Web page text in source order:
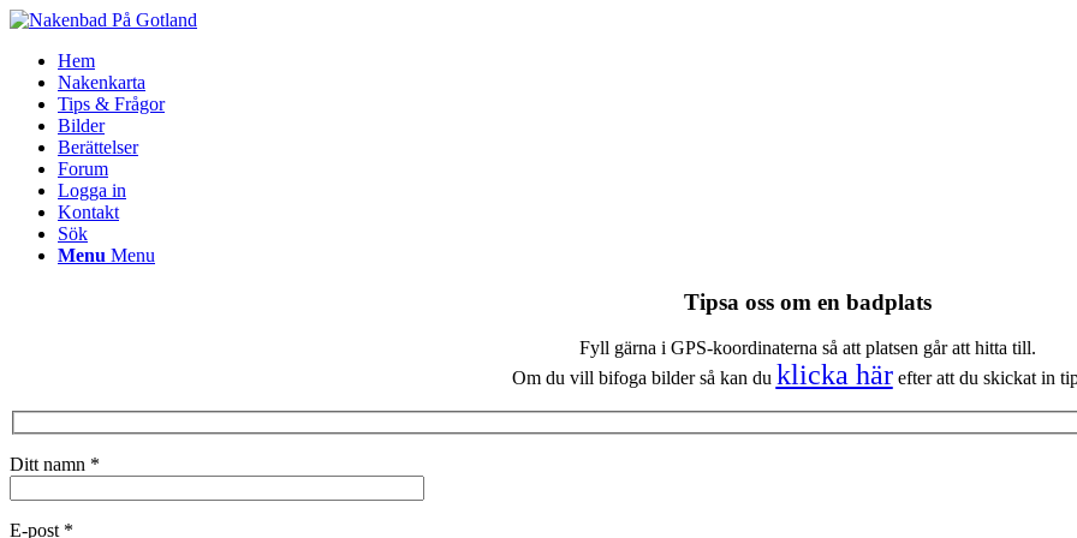
Hem
Nakenkarta
Tips & Frågor
Bilder
Berättelser
Forum
Logga in
Kontakt
Sök
Menu Menu
Tipsa oss om en badplats
Fyll gärna i GPS-koordinaterna så att platsen går att hitta till.
Om du vill bifoga bilder så kan du klicka härefter att du skickat in
Ditt namn *
E-post *